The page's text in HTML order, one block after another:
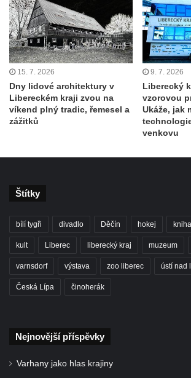
15. 7. 2026
Dny lidové architektury v
Libereckém kraji zvou na
víkend plný tradic, řemesel a
zážitků
9. 7. 2026
Liberecký
vzorovou
Ukáže, jak
venkovu
Štítky
bílí tygři divadlo Děčín hokej kniha
kult Liberec liberecký kraj muzeum
varnsdorf výstava zoo liberec ústí nad
Česká Lípa činoherák
Nejnovější příspěvky
Varhany jako hlas krajiny